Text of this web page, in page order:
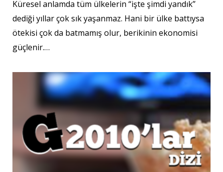
Küresel anlamda tüm ülkelerin “işte şimdi yandık”
dediği yıllar çok sık yaşanmaz. Hani bir ülke battıysa
ötekisi çok da batmamış olur, berikinin ekonomisi
güçlenir.…